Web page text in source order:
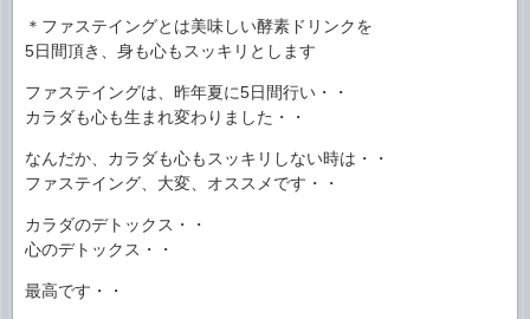
＊ファステイングとは美味しい酵素ドリンクを
5日間頂き、身も心もスッキリとします
ファステイングは、昨年夏に5日間行い・・
カラダも心も生まれ変わりました・・
なんだか、カラダも心もスッキリしない時は・・
ファステイング、大変、オススメです・・
カラダのデトックス・・
心のデトックス・・
最高です・・